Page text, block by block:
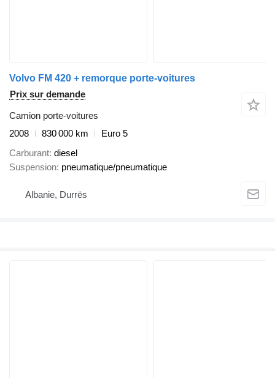
Volvo FM 420 + remorque porte-voitures
Prix sur demande
Camion porte-voitures
2008
830 000 km
Euro 5
Carburant diesel
Suspension pneumatique/pneumatique
Albanie, Durrës